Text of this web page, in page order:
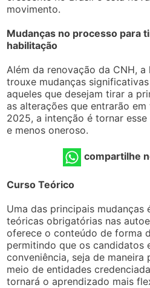
movimento.
Mudanças no processo para
habilitação
Além da renovação da CNH,
trouxe mudanças
aqueles que desejam tirar a
as alterações que entrarão
2025, a intenção é tornar
e menos oneroso.
compartilhe
Curso Teórico
Uma das principais mudanças
teóricas obrigatórias nas
oferece o conteúdo de forma
permitindo que os candidatos
conveniência, seja de maneira
meio de entidades
tornará o aprendizado mais